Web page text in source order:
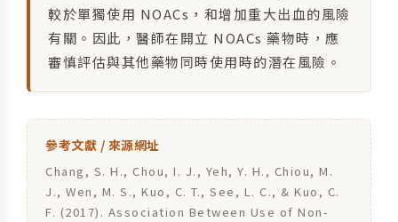
較於單獨使用 NOACs，和增加重大出血的風險
有關。因此，醫師在開立 NOACs 藥物時，應
審慎評估與其他藥物同時使用時的潛在風險。
參考文獻 / 來源網址
Chang, S. H., Chou, I. J., Yeh, Y. H., Chiou, M.
J., Wen, M. S., Kuo, C. T., See, L. C., & Kuo, C.
F. (2017). Association Between Use of Non-